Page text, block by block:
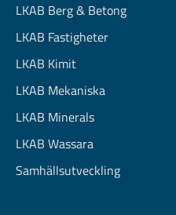
LKAB Berg & Betong
LKAB Fastigheter
LKAB Kimit
LKAB Mekaniska
LKAB Minerals
LKAB Wassara
Samhällsutveckling